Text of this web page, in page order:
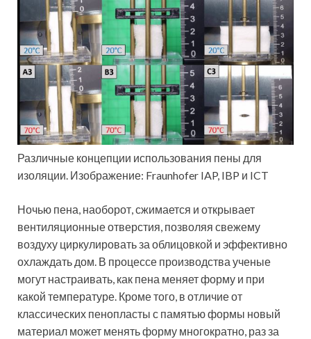
Различные концепции использования пены для
изоляции. Изображение: Fraunhofer IAP, IBP и ICT
Ночью пена, наоборот, сжимается и открывает
вентиляционные отверстия, позволяя свежему
воздуху циркулировать за облицовкой и эффективно
охлаждать дом. В процессе производства ученые
могут настраивать, как пена меняет форму и при
какой температуре. Кроме того, в отличие от
классических пенопласты с памятью формы новый
материал может менять форму многократно, раз за